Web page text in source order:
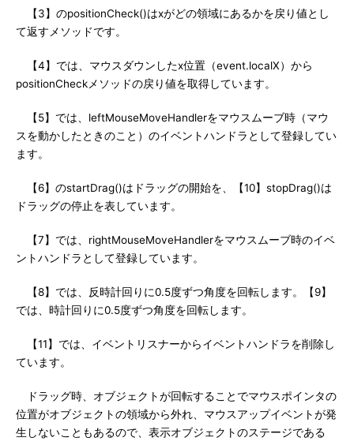
【3】のpositionCheck()はxがどの領域にあるかを戻り値とし
て返すメソッドです。
【4】では、マウスダウンしたx位置（event.localX）から
positionCheckメソッドの戻り値を取得しています。
【5】では、leftMouseMoveHandlerをマウスムーブ時（マウ
スを動かしたときのこと）のイベントハンドラとして登録してい
ます。
【6】のstartDrag()はドラッグの開始を、【10】stopDrag()は
ドラッグの停止を表しています。
【7】では、rightMouseMoveHandlerをマウスムーブ時のイベ
ントハンドラとして登録しています。
【8】では、反時計回りに0.5度ずつ角度を回転します。【9】
では、時計回りに0.5度ずつ角度を回転します。
【11】では、イベントリスナーからイベントハンドラを削除し
ています。
ドラッグ時、オブジェクトが回転することでマウスポインタの
位置がオブジェクトの領域から外れ、マウスアップイベントが発
生しないこともあるので、表示オブジェクトのステージである